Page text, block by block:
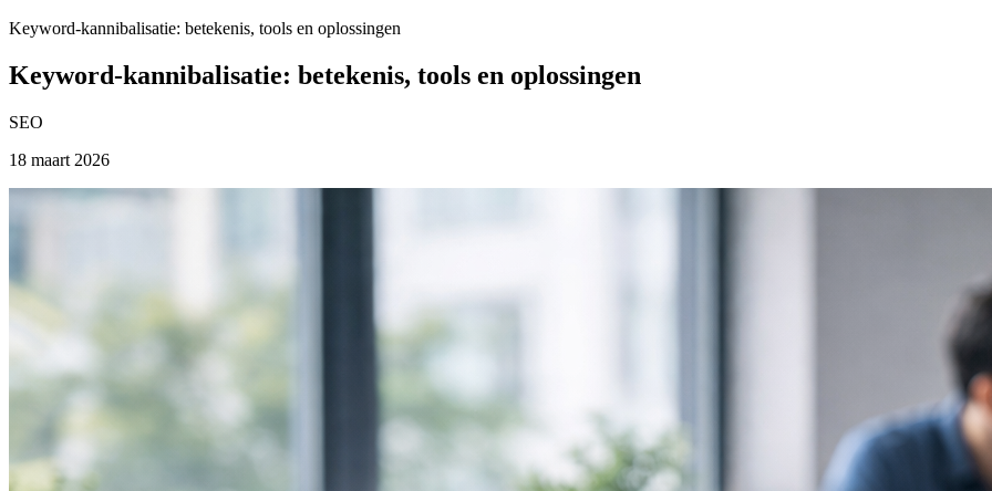
Keyword-kannibalisatie: betekenis, tools en oplossingen
Keyword-kannibalisatie: betekenis, tools en oplossingen
SEO
18 maart 2026